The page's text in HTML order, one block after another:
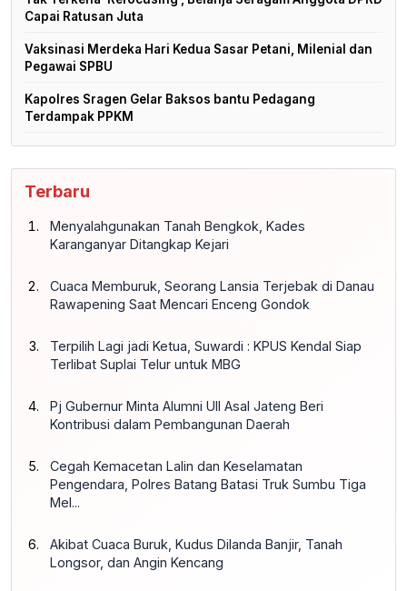
Capai Ratusan Juta
Vaksinasi Merdeka Hari Kedua Sasar Petani, Milenial dan
Pegawai SPBU
Kapolres Sragen Gelar Baksos bantu Pedagang
Terdampak PPKM
Terbaru
Menyalahgunakan Tanah Bengkok, Kades
Karanganyar Ditangkap Kejari
Cuaca Memburuk, Seorang Lansia Terjebak di Danau
Rawapening Saat Mencari Enceng Gondok
Terpilih Lagi jadi Ketua, Suwardi : KPUS Kendal Siap
Terlibat Suplai Telur untuk MBG
Pj Gubernur Minta Alumni UII Asal Jateng Beri
Kontribusi dalam Pembangunan Daerah
Cegah Kemacetan Lalin dan Keselamatan
Pengendara, Polres Batang Batasi Truk Sumbu Tiga
Mel...
Akibat Cuaca Buruk, Kudus Dilanda Banjir, Tanah
Longsor, dan Angin Kencang